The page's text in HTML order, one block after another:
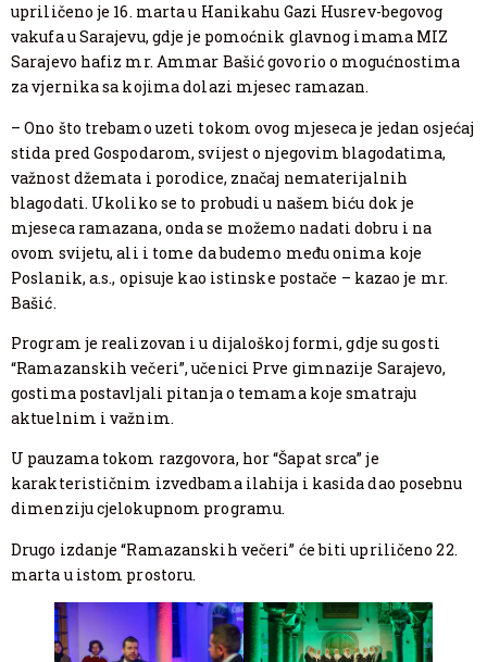
upriličeno je 16. marta u Hanikahu Gazi Husrev-begovog
vakufa u Sarajevu, gdje je pomoćnik glavnog imama MIZ
Sarajevo hafiz mr. Ammar Bašić govorio o mogućnostima
za vjernika sa kojima dolazi mjesec ramazan.
– Ono što trebamo uzeti tokom ovog mjeseca je jedan osjećaj
stida pred Gospodarom, svijest o njegovim blagodatima,
važnost džemata i porodice, značaj nematerijalnih
blagodati. Ukoliko se to probudi u našem biću dok je
mjeseca ramazana, onda se možemo nadati dobru i na
ovom svijetu, ali i tome da budemo među onima koje
Poslanik, a.s., opisuje kao istinske postače – kazao je mr.
Bašić.
Program je realizovan i u dijaloškoj formi, gdje su gosti
“Ramazanskih večeri”, učenici Prve gimnazije Sarajevo,
gostima postavljali pitanja o temama koje smatraju
aktuelnim i važnim.
U pauzama tokom razgovora, hor “Šapat srca” je
karakterističnim izvedbama ilahija i kasida dao posebnu
dimenziju cjelokupnom programu.
Drugo izdanje “Ramazanskih večeri” će biti upriličeno 22.
marta u istom prostoru.